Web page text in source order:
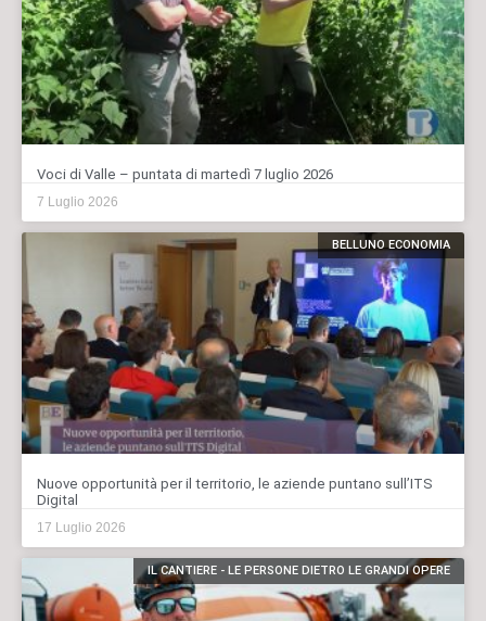
Voci di Valle – puntata di martedì 7 luglio 2026
7 Luglio 2026
BELLUNO ECONOMIA
Nuove opportunità per il territorio, le aziende puntano sull’ITS
Digital
17 Luglio 2026
IL CANTIERE - LE PERSONE DIETRO LE GRANDI OPERE